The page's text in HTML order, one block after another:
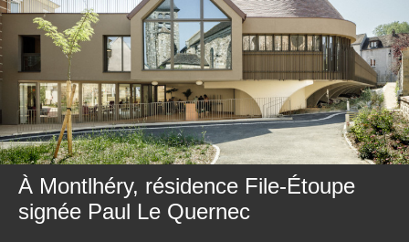
À Montlhéry, résidence File-Étoupe
signée Paul Le Quernec